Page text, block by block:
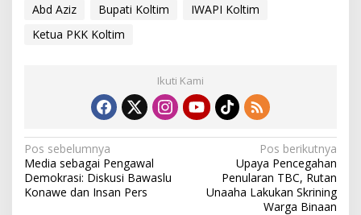
Abd Aziz Bupati Koltim
IWAPI Koltim
Ketua PKK Koltim
Ikuti Kami
N
a
v
Pos sebelumnya
Media sebagai Pengawal
Demokrasi: Diskusi Bawaslu
Konawe dan Insan Pers
Pos berikutnya
Upaya Pencegahan
Penularan TBC, Rutan
Unaaha Lakukan Skrining
Warga Binaan